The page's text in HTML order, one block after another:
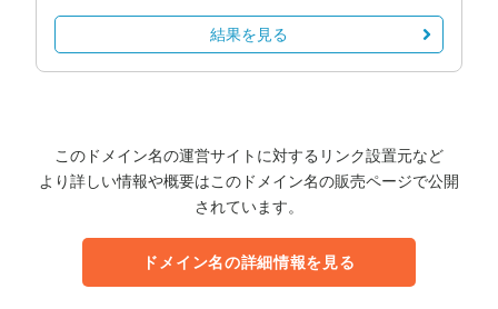
結果を見る
このドメイン名の運営サイトに対するリンク設置元など
より詳しい情報や概要はこのドメイン名の販売ページで公開
されています。
ドメイン名の詳細情報を見る